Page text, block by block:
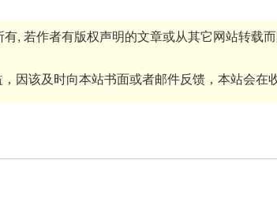
, 若作者有版权声明的文章或从其它网站转载
因该及时向本站书面或者邮件反馈，本站会在